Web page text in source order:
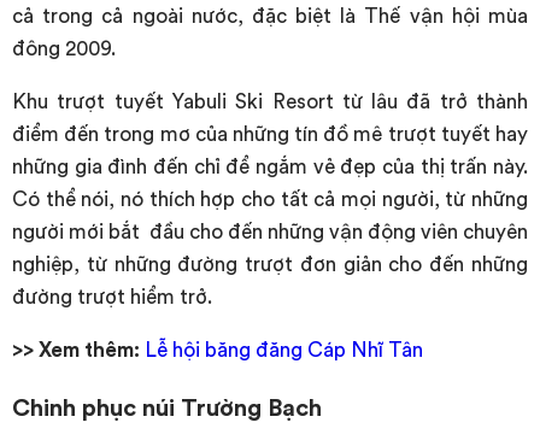
cả trong cả ngoài nước, đặc biệt là Thế vận hội mùa
đông 2009.
Khu trượt tuyết Yabuli Ski Resort từ lâu đã trở thành
điểm đến trong mơ của những tín đồ mê trượt tuyết hay
những gia đình đến chỉ để ngắm vẻ đẹp của thị trấn này.
Có thể nói, nó thích hợp cho tất cả mọi người, từ những
người mới bắt đầu cho đến những vận động viên chuyên
nghiệp, từ những đường trượt đơn giản cho đến những
đường trượt hiểm trở.
>> Xem thêm: Lễ hội băng đăng Cáp Nhĩ Tân
Chinh phục núi Trường Bạch